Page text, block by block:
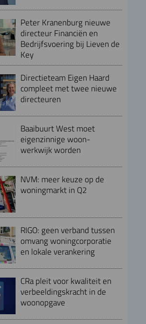
Peter Kranenburg nieuwe
directeur Financiën en
Bedrijfsvoering bij Lieven de
Key
Directieteam Eigen Haard
compleet met twee nieuwe
directeuren
Baaibuurt West moet
eigenzinnige woon-
werkwijk worden
NVM: meer keuze op de
woningmarkt in Q2
RIGO: geen verband tussen
omvang woningcorporatie
en lokale verankering
CRa pleit voor kwaliteit en
verbeeldingskracht in de
woonopgave